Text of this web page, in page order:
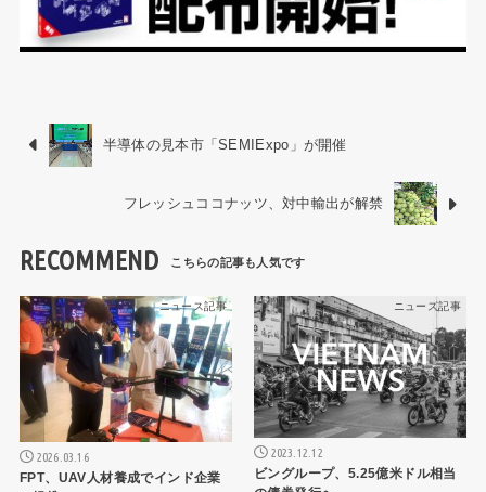
半導体の見本市「SEMIExpo」が開催
フレッシュココナッツ、対中輸出が解禁
RECOMMEND
ニュース記事
2026.03.16
FPT、UAV人材養成でインド企業
ニュース記事
2023.12.12
ビングループ、5.25億米ドル相当